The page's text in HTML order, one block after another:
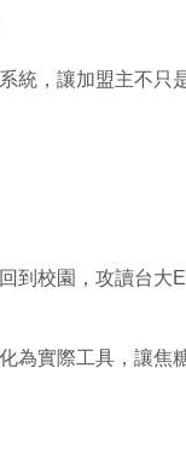
統，讓加盟主不只
到校園，攻讀台大
為實際工具，讓焦